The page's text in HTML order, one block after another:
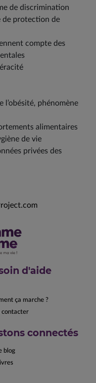
de discrimination
de protection de
compte des
l’obésité, phénomène
alimentaires
de vie
privées des
d'aide
ça marche ?
contacter
connectés
blog